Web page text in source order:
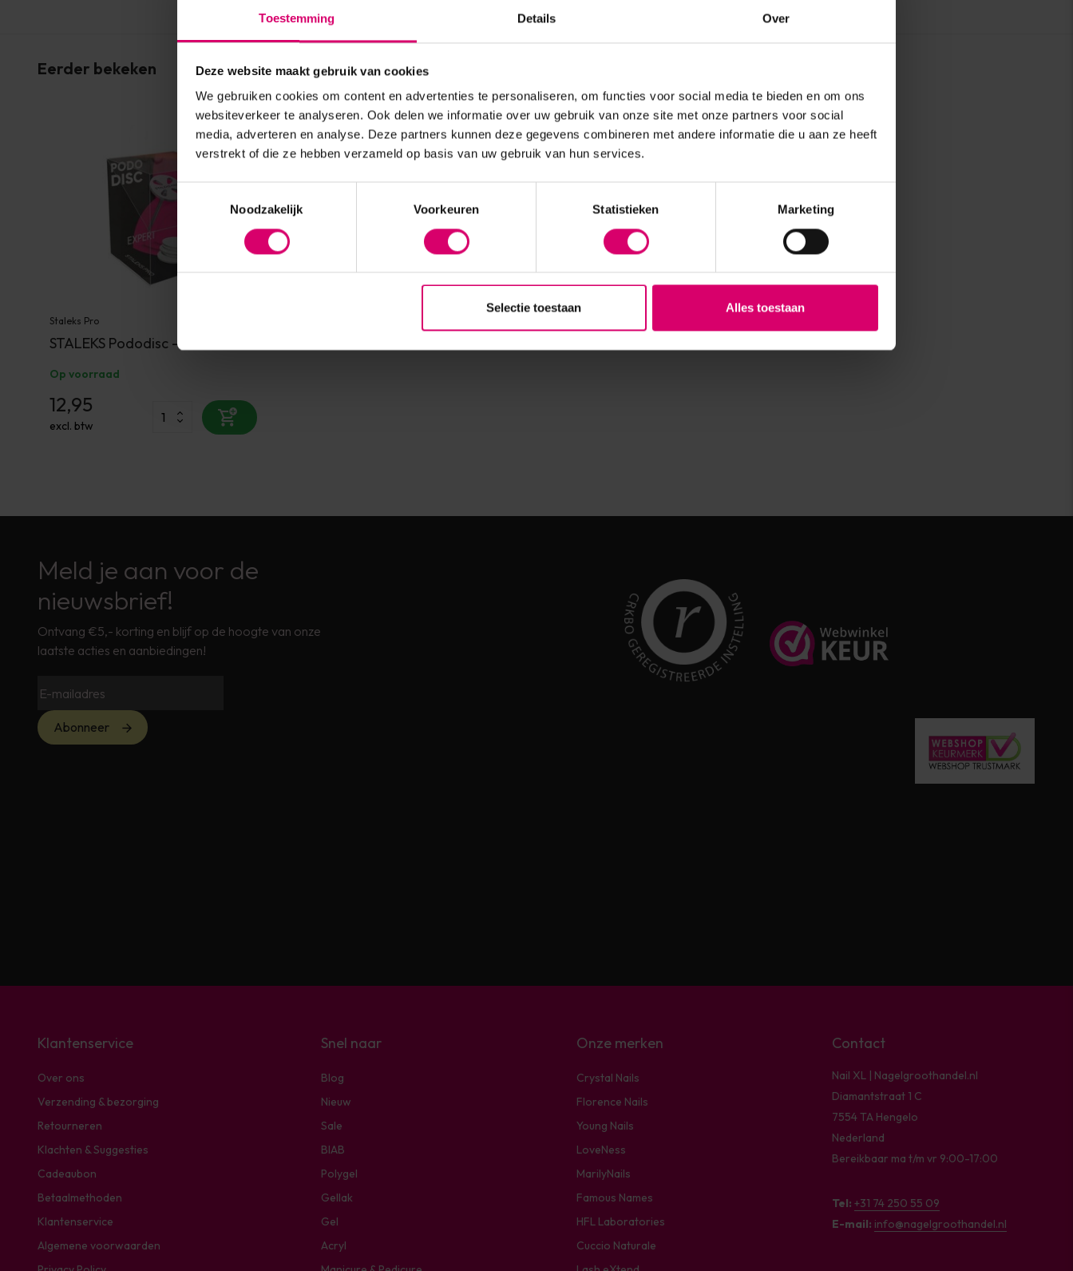
Toestemming Details Over
Deze website maakt gebruik van cookies
We gebruiken cookies om content en advertenties te personaliseren, om functies voor social media te bieden en om ons
websiteverkeer te analyseren. Ook delen we informatie over uw gebruik van onze site met onze partners voor social
media, adverteren en analyse. Deze partners kunnen deze gegevens combineren met andere informatie die u aan ze heeft
verstrekt of die ze hebben verzameld op basis van uw gebruik van hun services.
Toestemmingsselectie
Noodzakelijk
Voorkeuren Statistieken Marketing
Selectie toestaan Alles toestaan
Eerder bekeken
Staleks Pro
STALEKS Pododisc - Size S
Op voorraad
12,95
excl. btw
Meld je aan voor de
nieuwsbrief!
Ontvang €5,- korting en blijf op de hoogte van onze
laatste acties en aanbiedingen!
Abonneer
Klantenservice
Over ons
Verzending & bezorging
Retourneren
Klachten & Suggesties
Cadeaubon
Betaalmethoden
Klantenservice
Algemene voorwaarden
Snel naar
Blog
Nieuw
Sale
BIAB
Polygel
Gellak
Gel
Acryl
Onze merken
Crystal Nails
Florence Nails
Young Nails
LoveNess
MarilyNails
Famous Names
HFL Laboratories
Cuccio Naturale
Contact
Nail XL | Nagelgroothandel.nl
Diamantstraat 1 C
7554 TA Hengelo
Nederland
Bereikbaar ma t/m vr 9:00-17:00
Tel: +31 74 250 55 09
E-mail: info@nagelgroothandel.nl